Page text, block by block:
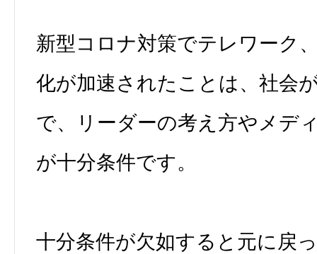
新型コロナ対策でテレワーク
化が加速されたことは、社会
で、リーダーの考え方やメデ
が十分条件です。
十分条件が欠如すると元に戻